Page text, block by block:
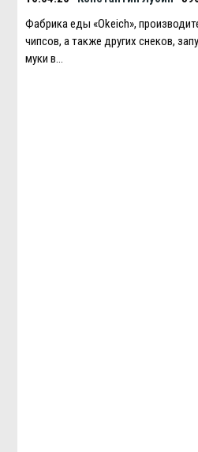
Фабрика еды «Okeich»,
чипсов, а также других снеков,
муки в…